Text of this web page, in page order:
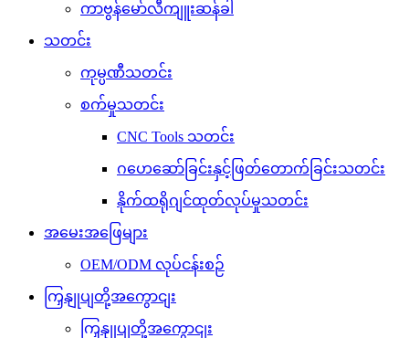
ကာဗွန်မော်လီကျူးဆန်ခါ
သတင်း
ကုမ္ပဏီသတင်း
စက်မှုသတင်း
CNC Tools သတင်း
ဂဟေဆော်ခြင်းနှင့်ဖြတ်တောက်ခြင်းသတင်း
နိုက်ထရိုဂျင်ထုတ်လုပ်မှုသတင်း
အမေးအဖြေများ
OEM/ODM လုပ်ငန်းစဉ်
ကြှနျုပျတို့အကွောငျး
ကြှနျုပျတို့အကွောငျး